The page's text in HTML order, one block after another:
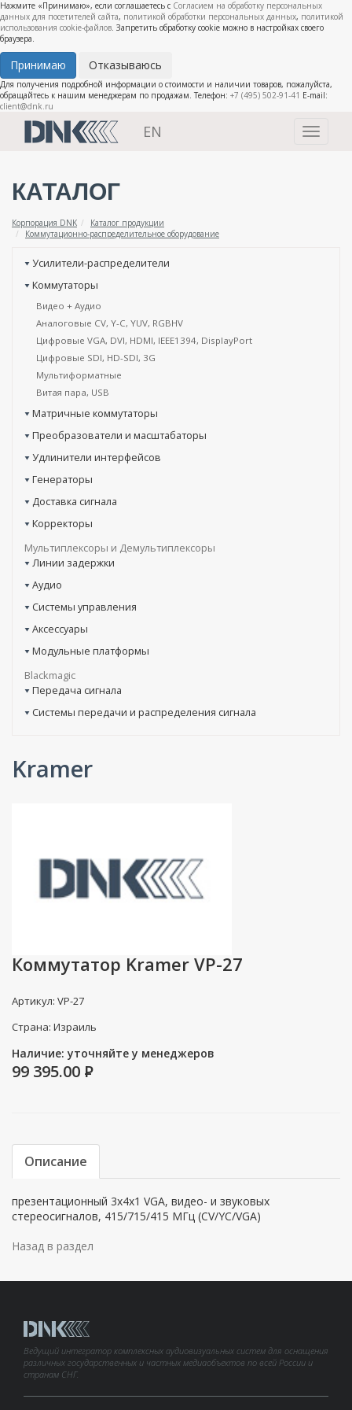
Нажмите «Принимаю», если соглашаетесь с Согласием на обработку персональных
данных для посетителей сайта, политикой обработки персональных данных, политикой
использования cookie-файлов. Запретить обработку cookie можно в настройках своего
браузера.
Принимаю Отказываюсь
Для получения подробной информации о стоимости и наличии товаров, пожалуйста,
обращайтесь к нашим менеджерам по продажам. Телефон: +7 (495) 502-91-41 E-mail:
client@dnk.ru
Toggle
EN
КАТАЛОГ
Корпорация DNK
Каталог продукции
Коммутационно-распределительное оборудование
Усилители-распределители
Коммутаторы
Видео + Аудио
Аналоговые CV, Y-C, YUV, RGBHV
Цифровые VGA, DVI, HDMI, IEEE1394, DisplayPort
Цифровые SDI, HD-SDI, 3G
Мультиформатные
Витая пара, USB
Матричные коммутаторы
Преобразователи и масштабаторы
Удлинители интерфейсов
Генераторы
Доставка сигнала
Корректоры
Мультиплексоры и Демультиплексоры
Линии задержки
Аудио
Системы управления
Аксессуары
Модульные платформы
Blackmagic
Передача сигнала
Системы передачи и распределения сигнала
Kramer
Коммутатор Kramer VP-27
Артикул: VP-27
Страна: Израиль
Наличие: уточняйте у менеджеров
99 395.00 P
Описание
презентационный 3x4x1 VGA, видео- и звуковых
стереосигналов, 415/715/415 МГц (CV/YC/VGA)
Назад в раздел
Ведущий интегратор комплексных аудиовизуальных систем для оснащения
различных государственных и частных медиаобъектов по всей России и
странам СНГ.